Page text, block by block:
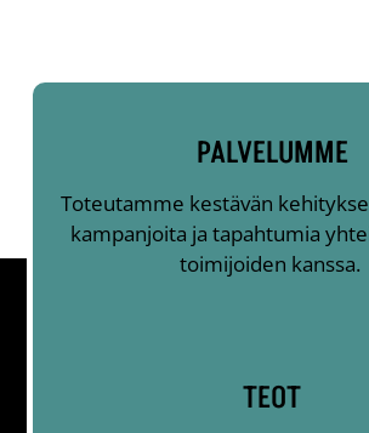
PALVELUMME
Toteutamme kestävän
kampanjoita ja tapahtumia
toimijoiden kanssa.
TEOT